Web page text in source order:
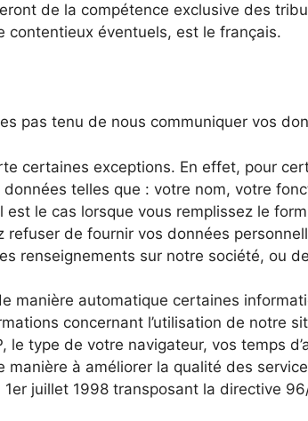
de la compétence exclusive des
contentieux éventuels, est le français.
pas tenu de nous communiquer vos
certaines exceptions. En effet, pour
telles que : votre nom, votre
le cas lorsque vous remplissez le
refuser de fournir vos données
renseignements sur notre société, ou
manière automatique certaines
concernant l’utilisation de notre
le type de votre navigateur, vos temps
à améliorer la qualité des
juillet 1998 transposant la directive